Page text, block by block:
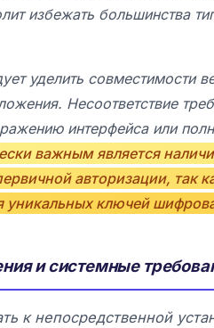
избежать большинства
уделить совместимости
Несоответствие
интерфейса или
важным является
авторизации, так
уникальных ключей
и системные
к непосредственной